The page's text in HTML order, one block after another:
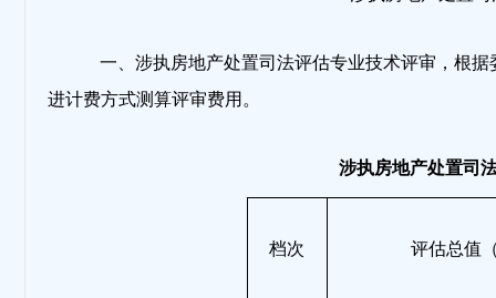
一、涉执房地产处置司法评估专业技术评审，根
进计费方式测算评审费用。
涉执房地产处置司
档次 评估总值